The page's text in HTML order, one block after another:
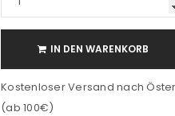
IN DEN WARENKORB
Kostenloser Versand nach
(ab 100€)